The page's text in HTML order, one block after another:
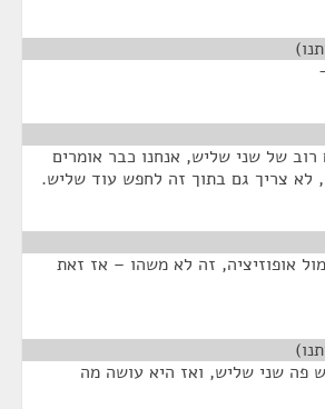
של שני שליש, אנחנו כבר אומרים
לא צריך גם בתוך זה לחפש עוד שליש.
אופוזיציה, זה לא משהו – אז זאת
פה שני שליש, ואז היא עושה מה